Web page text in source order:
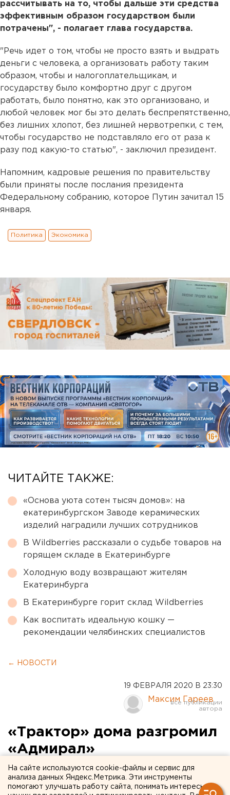
рассчитывать на то, чтобы дальше эти средства
эффективным образом государством были
потрачены", - полагает глава государства.
"Речь идет о том, чтобы не просто взять и выдрать
деньги с человека, а организовать работу таким
образом, чтобы и налогоплательщикам, и
государству было комфортно друг с другом
работать, было понятно, как это организовано, и
любой человек мог бы это делать беспрепятственно,
без лишних хлопот, без лишней нервотрепки, с тем,
чтобы государство не подставляло его от раза к
разу под какую-то статью", - заключил президент.
Напомним, кадровые решения по правительству
были приняты после послания президента
Федеральному собранию, которое Путин зачитал 15
января.
Политика Экономика
ЧИТАЙТЕ ТАКЖЕ:
«Основа уюта сотен тысяч домов»: на
екатеринбургском Заводе керамических
изделий наградили лучших сотрудников
В Wildberries рассказали о судьбе товаров на
горящем складе в Екатеринбурге
Холодную воду возвращают жителям
Екатеринбурга
В Екатеринбурге горит склад Wildberries
Как воспитать идеальную кошку —
рекомендации челябинских специалистов
← НОВОСТИ
19 ФЕВРАЛЯ 2020 В 23:30
Максим Гареев
«Трактор» дома разгромил
«Адмирал»
Челябинские хоккеисты забросили в ворота
соперника пять безответных шайб.
На сайте используются cookie-файлы и сервис для
анализа данных Яндекс.Метрика. Эти инструменты
помогают улучшать работу сайта, понимать интересы